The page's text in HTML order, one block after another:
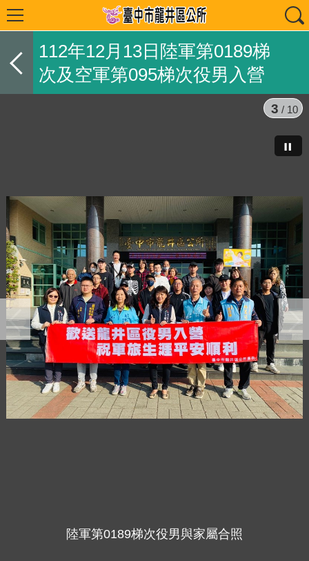
112年12月13日陸軍第0189梯
次及空軍第095梯次役男入營
陸軍第0189梯次役男與家屬合照
3 / 10